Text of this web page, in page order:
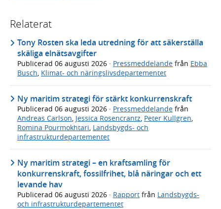
Relaterat
Tony Rosten ska leda utredning för att säkerställa
skäliga elnätsavgifter
Publicerad 06 augusti 2026 · Pressmeddelande från Ebba
Busch, Klimat- och näringslivsdepartementet
Ny maritim strategi för stärkt konkurrenskraft
Publicerad 06 augusti 2026 · Pressmeddelande från
Andreas Carlson, Jessica Rosencrantz, Peter Kullgren,
Romina Pourmokhtari, Landsbygds- och
infrastrukturdepartementet
Ny maritim strategi – en kraftsamling för
konkurrenskraft, fossilfrihet, blå näringar och ett
levande hav
Publicerad 06 augusti 2026 · Rapport från Landsbygds-
och infrastrukturdepartementet